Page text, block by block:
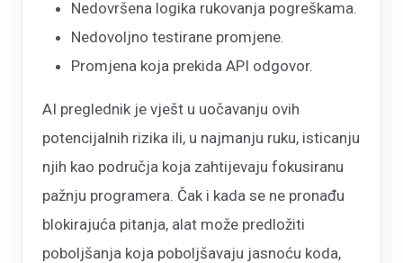
Nedovršena logika rukovanja pogreškama.
Nedovoljno testirane promjene.
Promjena koja prekida API odgovor.
AI preglednik je vješt u uočavanju ovih
potencijalnih rizika ili, u najmanju ruku, isticanju
njih kao područja koja zahtijevaju fokusiranu
pažnju programera. Čak i kada se ne pronađu
blokirajuća pitanja, alat može predložiti
poboljšanja koja poboljšavaju jasnoću koda,